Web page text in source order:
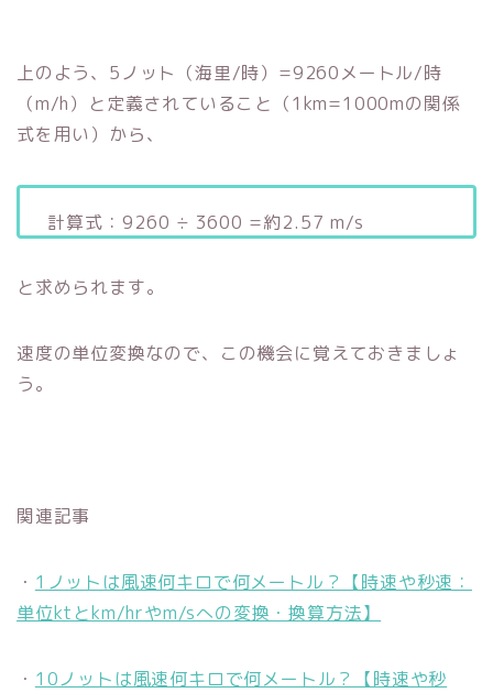
上のよう、5ノット（海里/時）=9260メートル/時
（m/h）と定義されていること（1km=1000mの関係
式を用い）から、
計算式：9260 ÷ 3600 =約2.57 m/s
と求められます。
速度の単位変換なので、この機会に覚えておきましょ
う。
関連記事
・ 1ノットは風速何キロで何メートル？【時速や秒速：
単位ktとkm/hrやm/sへの変換・換算方法】
・ 10ノットは風速何キロで何メートル？【時速や秒